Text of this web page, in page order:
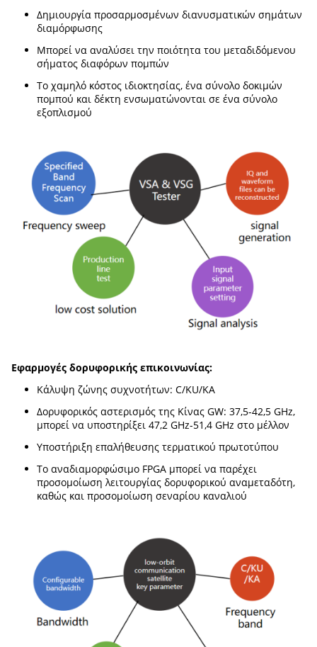
Δημιουργία προσαρμοσμένων διανυσματικών σημάτων
διαμόρφωσης
Μπορεί να αναλύσει την ποιότητα του μεταδιδόμενου
σήματος διαφόρων πομπών
Το χαμηλό κόστος ιδιοκτησίας, ένα σύνολο δοκιμών
πομπού και δέκτη ενσωματώνονται σε ένα σύνολο
εξοπλισμού
Εφαρμογές δορυφορικής επικοινωνίας:
Κάλυψη ζώνης συχνοτήτων: C/KU/KA
Δορυφορικός αστερισμός της Κίνας GW: 37,5-42,5 GHz,
μπορεί να υποστηρίξει 47,2 GHz-51,4 GHz στο μέλλον
Υποστήριξη επαλήθευσης τερματικού πρωτοτύπου
Το αναδιαμορφώσιμο FPGA μπορεί να παρέχει
προσομοίωση λειτουργίας δορυφορικού αναμεταδότη,
καθώς και προσομοίωση σεναρίου καναλιού